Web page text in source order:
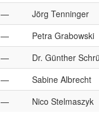
— Jörg Tenninger
— Petra Grabowski
— Dr. Günther
— Sabine Albrecht
— Nico Stelmaszyk